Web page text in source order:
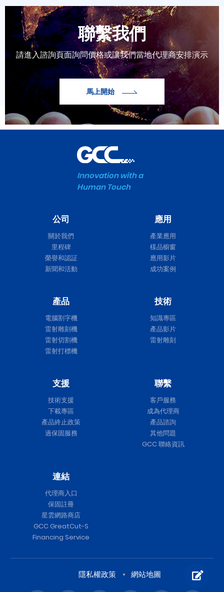
聯繫我們
請進入諮詢頁面詢問價格或讓我們當地代理商安排演示
馬上開始
Innovation with a
Human Touch
公司
關於我們
里程碑
榮譽和認証
新聞和活動
應用
產業應用
樣品櫥窗
應用影片
成功案例
產品
電腦割字機
雷射雕刻機
雷射切割機
雷射打標機
技術
知識專區
產品影片
雷射雕刻
支援
技術支援
下載專區
產品終止政策
過保固服務
聯繫
客戶服務
成為代理商
產品諮詢
其他問題
GCC 聯絡資訊
連結
代理商入口
保固註冊
星雲網路商店
GCC GreatCut-S
Financing Service
隱私權政策 網站地圖